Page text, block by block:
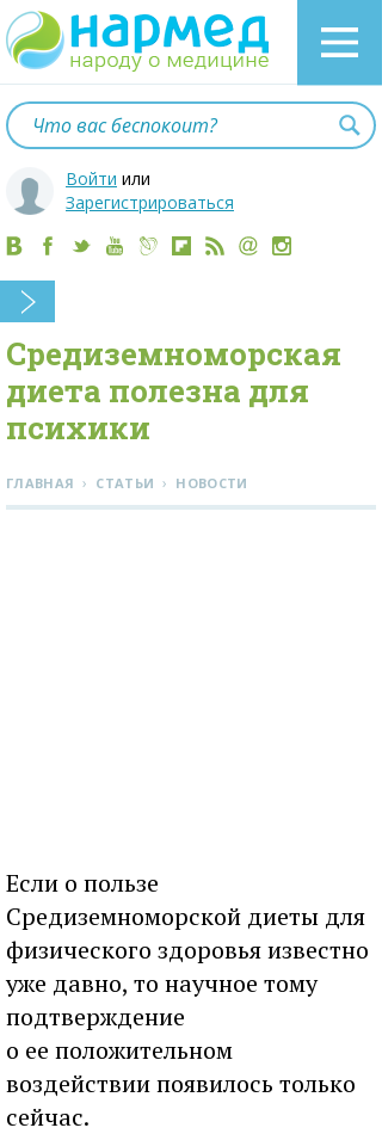
Войти или
Зарегистрироваться
Средиземноморская
диета полезна для
психики
ГЛАВНАЯ › СТАТЬИ › НОВОСТИ
Если о пользе
Средиземноморской диеты для
физического здоровья известно
уже давно, то научное тому
подтверждение
о ее положительном
воздействии появилось только
сейчас.